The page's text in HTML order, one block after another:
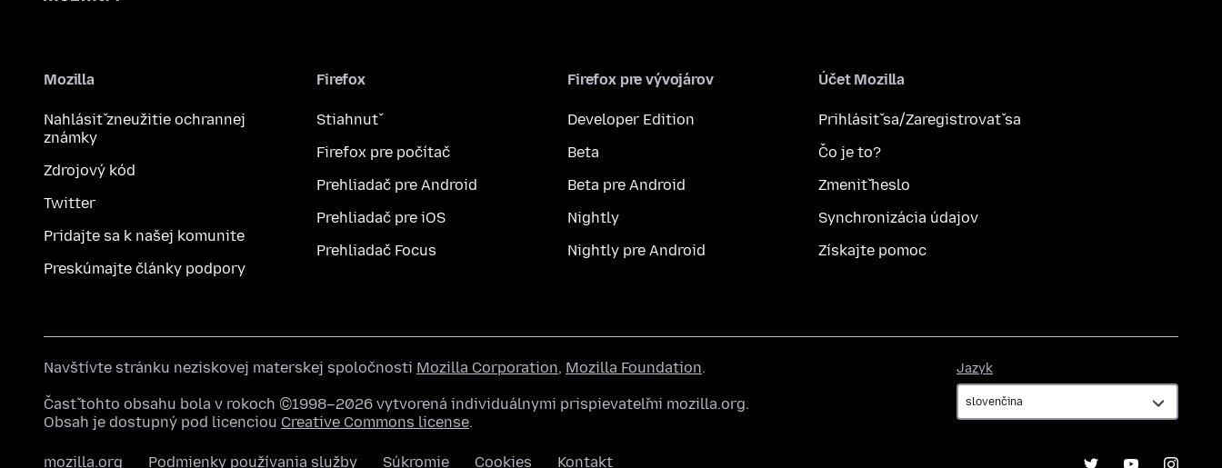
Mozilla
Nahlásiť zneužitie ochrannej
známky
Zdrojový kód
Twitter
Pridajte sa k našej komunite
Preskúmajte články podpory
Firefox
Stiahnuť
Firefox pre počítač
Prehliadač pre Android
Prehliadač pre iOS
Prehliadač Focus
Firefox pre vývojárov
Developer Edition
Beta
Beta pre Android
Nightly
Nightly pre Android
Účet Mozilla
Prihlásiť sa/Zaregistrovať sa
Čo je to?
Zmeniť heslo
Synchronizácia údajov
Získajte pomoc
Jazyk
Navštívte stránku neziskovej materskej spoločnosti Mozilla Corporation, Mozilla Foundation.
Časť tohto obsahu bola v rokoch ©1998–2026 vytvorená individuálnymi prispievateľmi mozilla.org.
Obsah je dostupný pod licenciou Creative Commons license.
mozilla.org Podmienky používania služby Súkromie Cookies Kontakt